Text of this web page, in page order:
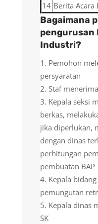
14 Berita Acara
Bagaimana
pengurusan
Industri?
Pemohon
persyaratan
Staf
Kepala seksi
berkas,
jika diperlukan,
dengan dinas
perhitungan
pembuatan BAP
Kepala
pemungutan
Kepala dinas
SK